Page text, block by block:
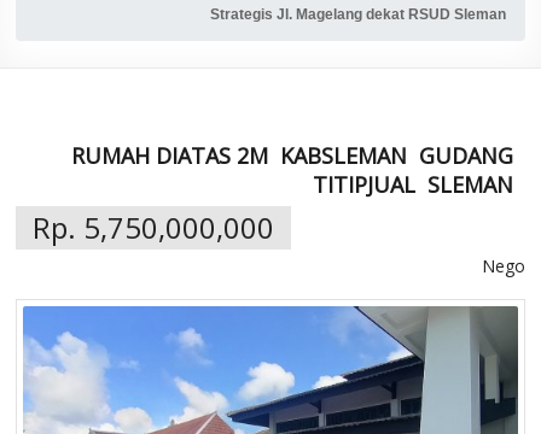
Strategis Jl. Magelang dekat RSUD Sleman
GUDANG
KABSLEMAN
RUMAH DIATAS 2M
SLEMAN
TITIPJUAL
Rp. 5,750,000,000
Nego